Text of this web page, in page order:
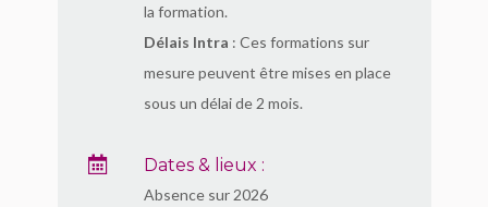
la formation.
Délais Intra : Ces formations sur
mesure peuvent être mises en place
sous un délai de 2 mois.
Dates & lieux :
Absence sur 2026